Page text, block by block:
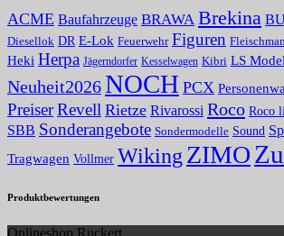
ACME Baufahrzeuge BRAWA Brekina
Diesellok DR E-Lok Feuerwehr Figuren
Heki Herpa Jägerndorfer Kesselwagen Kibri LS
Neuheit2026NOCH PCX
PreiserRevell Rietze Rivarossi Roco Roco
SBB Sonderangebote Sondermodelle Sound
Tragwagen Vollmer Wiking ZIMO
Produktbewertungen